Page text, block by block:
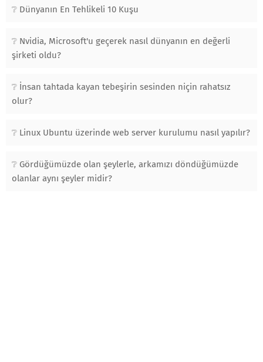
Dünyanın En Tehlikeli 10 Kuşu
Nvidia, Microsoft'u geçerek nasıl dünyanın en değerli
şirketi oldu?
İnsan tahtada kayan tebeşirin sesinden niçin rahatsız
olur?
Linux Ubuntu üzerinde web server kurulumu nasıl yapılır?
Gördüğümüzde olan şeylerle, arkamızı döndüğümüzde
olanlar aynı şeyler midir?